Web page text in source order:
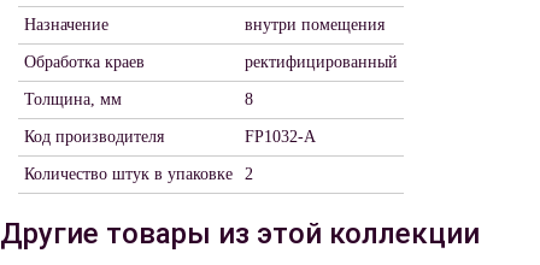
Назначение внутри помещения
Обработка краев ректифицированный
Толщина, мм 8
Код производителя FP1032-A
Количество штук в упаковке 2
Другие товары из этой коллекции